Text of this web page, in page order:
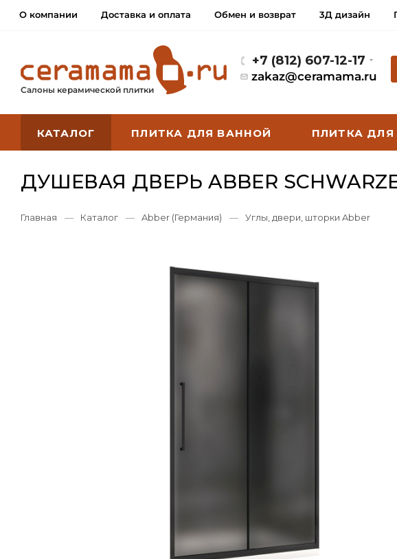
О компании Доставка и оплата Обмен и возврат 3Д дизайн
Салоны керамической плитки
+7 (812) 607-12-17
zakaz@ceramama.ru
КАТАЛОГ ПЛИТКА ДЛЯ ВАННОЙ ПЛИТКА ДЛЯ
ДУШЕВАЯ ДВЕРЬ ABBER
Главная — Каталог — Abber (Германия) — Углы, двери, шторки Abber